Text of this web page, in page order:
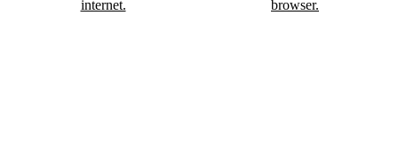
internet.
browser.